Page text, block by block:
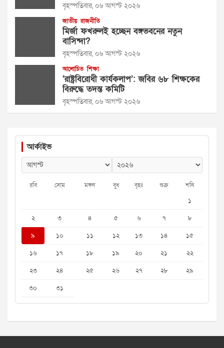
বৃহস্পতিবার, ০৬ আগস্ট ২০২৬
জাতীয় রাজনীতি
মির্জা ফখরুলই হচ্ছেন বঙ্গভবনের নতুন
বাসিন্দা?
বৃহস্পতিবার, ০৬ আগস্ট ২০২৬
আলোচিত শিক্ষা
‘রাষ্ট্রবিরোধী কার্যকলাপ’: জবির ৬৮ শিক্ষকের
বিরুদ্ধে তদন্ত কমিটি
বৃহস্পতিবার, ০৬ আগস্ট ২০২৬
আর্কাইভ
রবি সোম মঙ্গল বুধ বৃহঃ শুক্র শনি
১
২
৩ ৪ ৫ ৬ ৭
৮
৯
১০ ১১ ১২ ১৩ ১৪
১৫
১৬
১৭ ১৮ ১৯ ২০ ২১
২২
২৩
২৪ ২৫ ২৬ ২৭ ২৮
২৯
৩০
৩১